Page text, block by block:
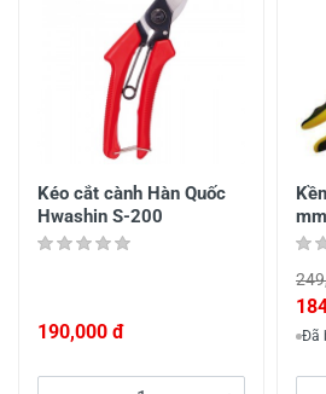
Kéo cắt cành Hàn Quốc
Hwashin S-200
190,000 đ Đã